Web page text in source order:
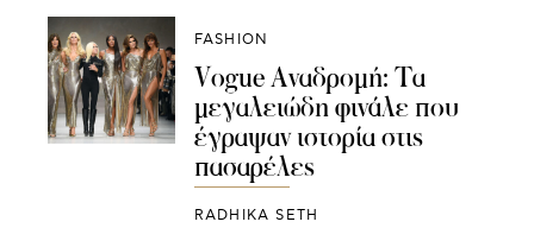
FASHION
Vogue Αναδρομή: Τα
μεγαλειώδη φινάλε που
έγραψαν ιστορία στις
πασαρέλες
RADHIKA SETH